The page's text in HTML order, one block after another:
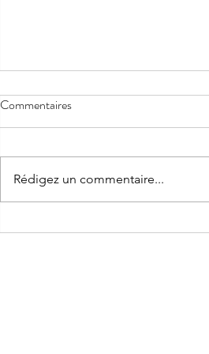
Vieillissement inversé, une
simples sur le vieillissement
inversé ont été abordés dans le
Commentaires
Rédigez un commentaire...